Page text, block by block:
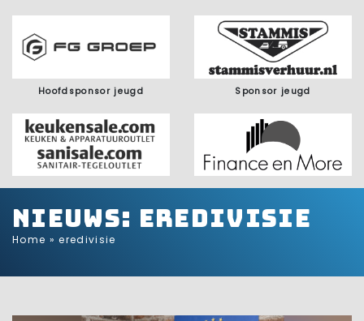
Hoofdsponsor jeugd Sponsor jeugd
Nieuws: eredivisie
Home »eredivisie